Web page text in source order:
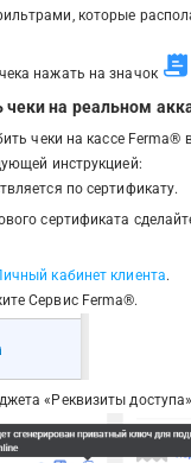
которые
нажать на значок
чеки на реальном
чеки на кассе Ferma®
инструкцией:
по сертификату.
сертификата
кабинет клиента.
Сервис Ferma®.
«Реквизиты